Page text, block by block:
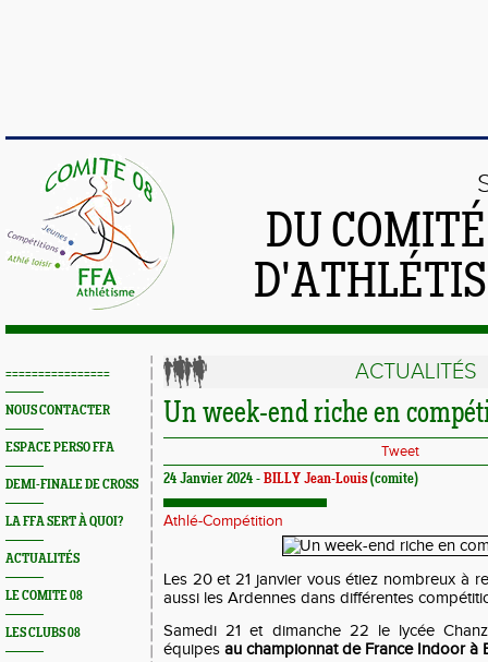
DU
================
NOUS CONTACTER
ESPACE PERSO FFA
DEMI-FINALE DE CROSS
LA FFA SERT À QUOI?
ACTUALITÉS
LE COMITE 08
LES CLUBS 08
ACTUALITÉS
Un week-end riche en
Tweet
24 Janvier 2024 - BILLY Jean-Louis(comite)
Athlé-Compétition
Les 20 et 21 janvier vous étiez nombreux à
aussi les Ardennes dans différentes
Samedi 21 et dimanche 22 le lycée
équipes au championnat de France Indoor à